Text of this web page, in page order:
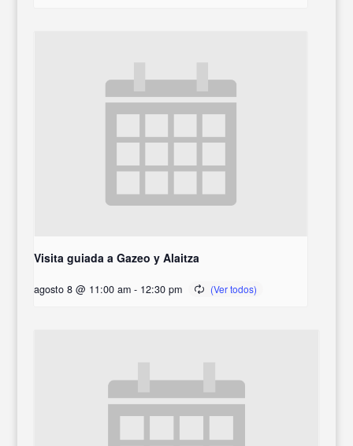
Visita guiada a Gazeo y Alaitza
agosto 8 @ 11:00 am - 12:30 pm